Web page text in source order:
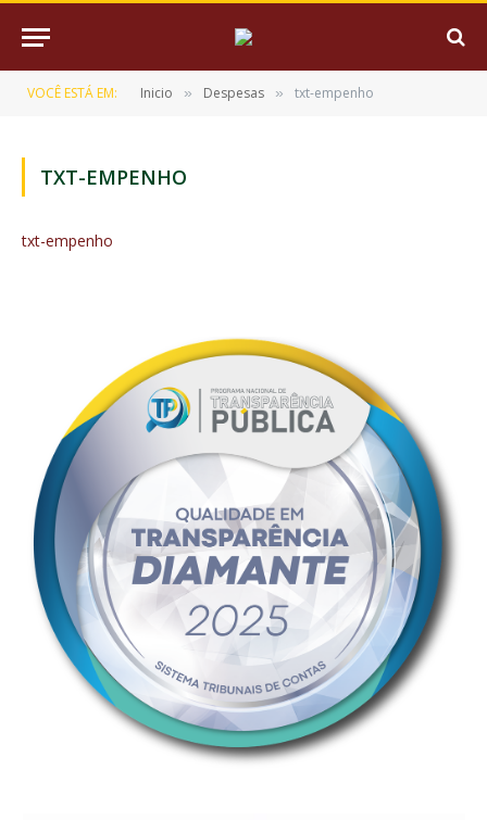
VOCÊ ESTÁ EM: Inicio » Despesas » txt-empenho
TXT-EMPENHO
txt-empenho